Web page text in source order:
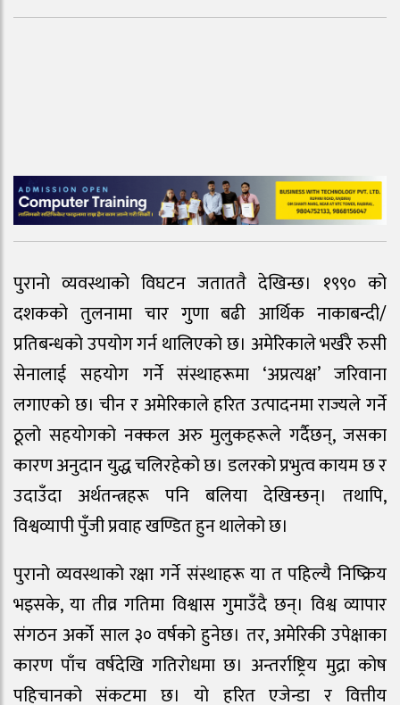
पुरानो व्यवस्थाको विघटन जताततै देखिन्छ। १९९० को
दशकको तुलनामा चार गुणा बढी आर्थिक नाकाबन्दी/
प्रतिबन्धको उपयोग गर्न थालिएको छ। अमेरिकाले भर्खरै रुसी
सेनालाई सहयोग गर्ने संस्थाहरूमा ‘अप्रत्यक्ष’ जरिवाना
लगाएको छ। चीन र अमेरिकाले हरित उत्पादनमा राज्यले गर्ने
ठूलो सहयोगको नक्कल अरु मुलुकहरूले गर्दैछन्, जसका
कारण अनुदान युद्ध चलिरहेको छ। डलरको प्रभुत्व कायम छ र
उदाउँदा अर्थतन्त्रहरू पनि बलिया देखिन्छन्। तथापि,
विश्वव्यापी पुँजी प्रवाह खण्डित हुन थालेको छ।
पुरानो व्यवस्थाको रक्षा गर्ने संस्थाहरू या त पहिल्यै निष्क्रिय
भइसके, या तीव्र गतिमा विश्वास गुमाउँदै छन्। विश्व व्यापार
संगठन अर्को साल ३० वर्षको हुनेछ। तर, अमेरिकी उपेक्षाका
कारण पाँच वर्षदेखि गतिरोधमा छ। अन्तर्राष्ट्रिय मुद्रा कोष
पहिचानको संकटमा छ। यो हरित एजेन्डा र वित्तीय